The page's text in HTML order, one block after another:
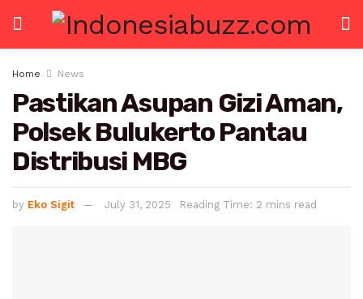
Home News
Pastikan Asupan Gizi Aman,
Polsek Bulukerto Pantau
Distribusi MBG
by Eko Sigit July 31, 2025 Reading Time: 2 mins read